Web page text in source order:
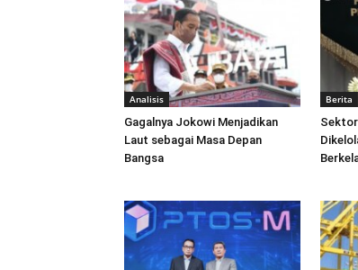
Analisis
Gagalnya Jokowi Menjadikan
Laut sebagai Masa Depan
Bangsa
Berita